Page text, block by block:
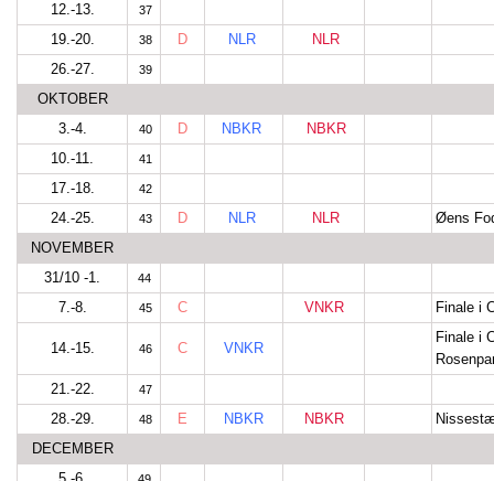
12.-13. 37
19.-20. 38 D NLR
NLR
26.-27.
39
OKTOBER
3.-4.
40 D NBKR
NBKR
10.-11.
41
17.-18. 42
24.-25. 43 D NLR NLR
Øens
NOVEMBER
31/10 -1.
44
7.-8. 45 C VNKR Finale i
14.-15. 46 C VNKR
Finale i
21.-22.
47
28.-29. 48 E NBKR NBKR
DECEMBER